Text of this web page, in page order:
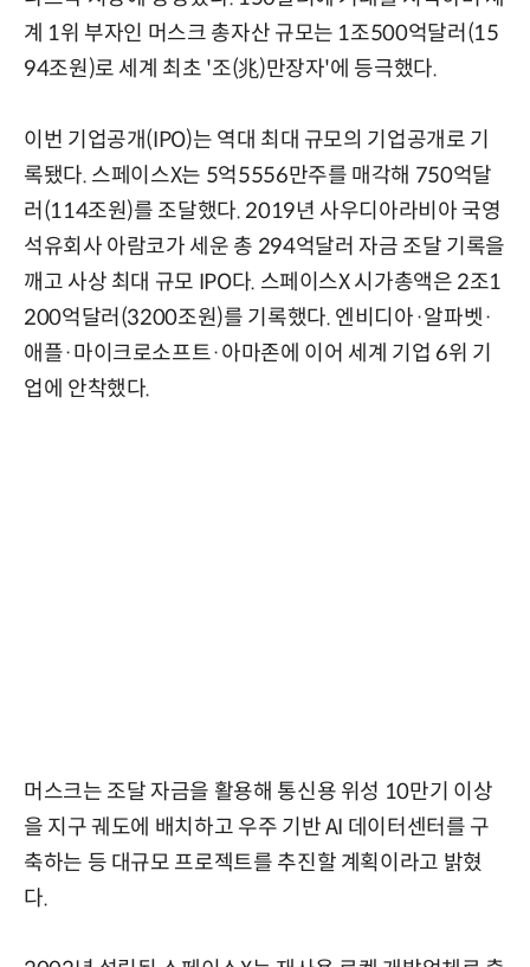
계 1위 부자인 머스크 총자산 규모는 1조500억달러(15
94조원)로 세계 최초 '조(兆)만장자'에 등극했다.
이번 기업공개(IPO)는 역대 최대 규모의 기업공개로 기
록됐다. 스페이스X는 5억5556만주를 매각해 750억달
러(114조원)를 조달했다. 2019년 사우디아라비아 국영
석유회사 아람코가 세운 총 294억달러 자금 조달 기록을
깨고 사상 최대 규모 IPO다. 스페이스X 시가총액은 2조1
200억달러(3200조원)를 기록했다. 엔비디아·알파벳·
애플·마이크로소프트·아마존에 이어 세계 기업 6위 기
업에 안착했다.
머스크는 조달 자금을 활용해 통신용 위성 10만기 이상
을 지구 궤도에 배치하고 우주 기반 AI 데이터센터를 구
축하는 등 대규모 프로젝트를 추진할 계획이라고 밝혔
다.